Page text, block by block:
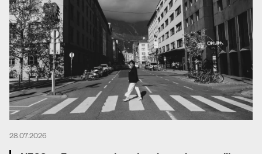
28.07.2026